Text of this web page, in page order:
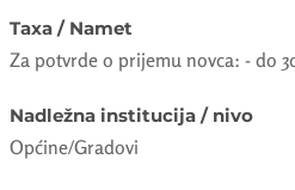
Taxa / Namet
Za potvrde o prijemu novca: - do
Nadležna institucija / nivo
Općine/Gradovi